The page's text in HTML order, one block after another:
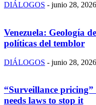
DIÁLOGOS - junio 28, 2026
Venezuela: Geología
políticas del temblor
DIÁLOGOS - junio 28, 2026
“Surveillance
needs laws to stop it